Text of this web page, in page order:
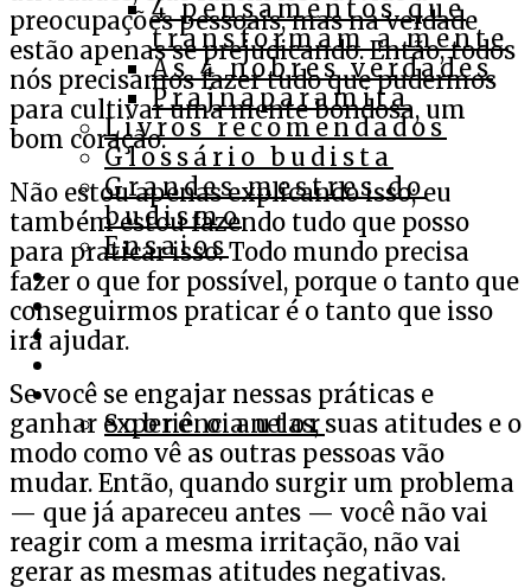
4 pensamentos que
transformam a mente
As 4 nobres verdades
Prajnaparamita
Livros recomendados
Glossário budista
Grandes mestres do
budismo
Ensaios
Cursos
Assista
Ouça
Apoie
Contato
Sobre o autor
preocupações pessoais, mas na verdade
estão apenas se prejudicando. Então, todos
nós precisamos fazer tudo que pudermos
para cultivar uma mente bondosa, um
bom coração.
Não estou apenas explicando isso; eu
também estou fazendo tudo que posso
para praticar isso. Todo mundo precisa
fazer o que for possível, porque o tanto que
conseguirmos praticar é o tanto que isso
irá ajudar.
Se você se engajar nessas práticas e
ganhar experiência nelas, suas atitudes e o
modo como vê as outras pessoas vão
mudar. Então, quando surgir um problema
— que já apareceu antes — você não vai
reagir com a mesma irritação, não vai
gerar as mesmas atitudes negativas.